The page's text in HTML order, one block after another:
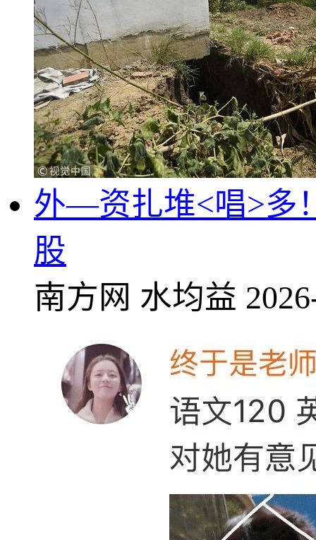
外—资扎堆<唱>多
股
南方网 水均益